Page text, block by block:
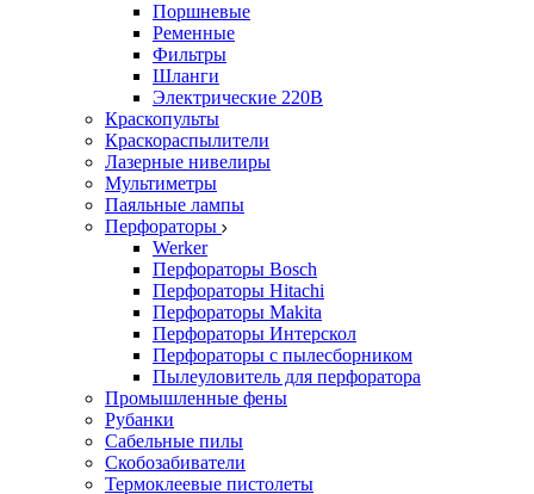
Поршневые
Ременные
Фильтры
Шланги
Электрические 220В
Краскопульты
Краскораспылители
Лазерные нивелиры
Мультиметры
Паяльные лампы
Перфораторы
Werker
Перфораторы Bosch
Перфораторы Hitachi
Перфораторы Makita
Перфораторы Интерскол
Перфораторы с пылесборником
Пылеуловитель для перфоратора
Промышленные фены
Рубанки
Сабельные пилы
Скобозабиватели
Термоклеевые пистолеты